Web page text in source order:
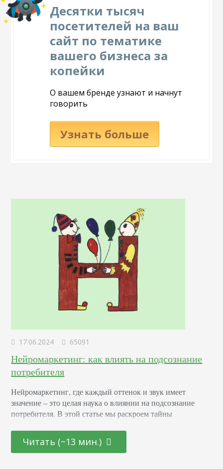
Десятки тысяч
посетителей на ваш
сайт по тематике
вашего бизнеса за
копейки
О вашем бренде узнают и начнут
говорить
Узнать больше
17.06.2024 65091
Нейромаркетинг: как влиять на подсознание
потребителя
Нейромаркетинг, где каждый оттенок и звук имеет
значение – это целая наука о влиянии на подсознание
потребителя. В этой статье мы раскроем тайны
последних достижениях в области психологии и
нейронаук. От подбора цветовой палитры до создания
Читать (~13 мин.)